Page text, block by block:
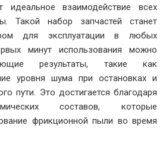
идеальное взаимодействие всех
Такой набор запчастей станет
для эксплуатации в любых
минут использования можно
результаты, такие как
уровня шума при остановках и
пути. Это достигается благодаря
составов, которые
фрикционной пыли во время